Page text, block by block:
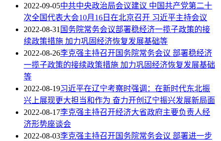
2022-09-05中共中央政治局会议建议 中国共产党第二十
次全国代表大会10月16日在北京召开 习近平主持会议
2022-08-31 国务院常务会议部署稳经济一揽子政策的接
续政策措施 加力巩固经济恢复发展基础等
2022-08-26李克强主持召开国务院常务会议 部署稳经济
一揽子政策的接续政策措施 加力巩固经济恢复发展基础
等
2022-08-19习近平在辽宁考察时强调：在新时代东北振
兴上展现更大担当和作为 奋力开创辽宁振兴发展新局面
2022-08-17李克强主持召开经济大省政府主要负责人经
济形势座谈会
2022-08-03李克强主持召开国务院常务会议 部署进一步